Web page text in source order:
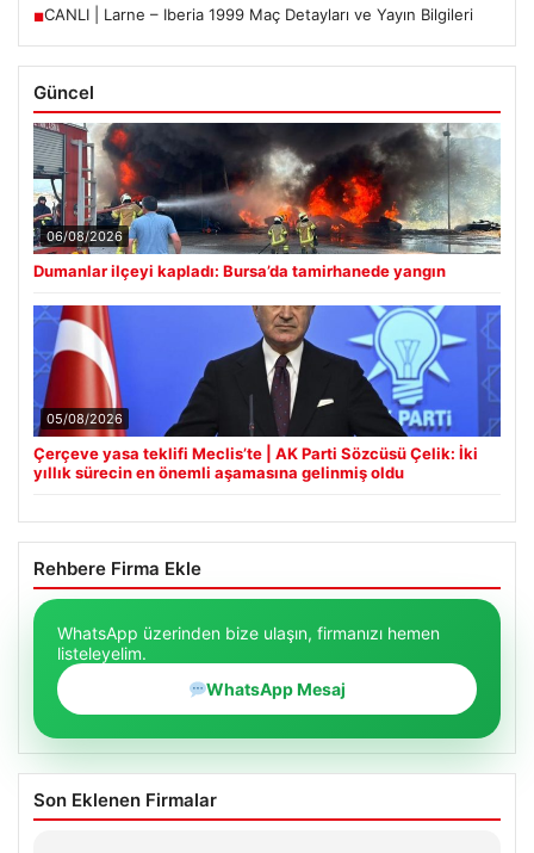
■CANLI | Larne – Iberia 1999 Maç Detayları ve Yayın Bilgileri
Güncel
06/08/2026
Dumanlar ilçeyi kapladı: Bursa’da tamirhanede yangın
05/08/2026
Çerçeve yasa teklifi Meclis’te | AK Parti Sözcüsü Çelik: İki
yıllık sürecin en önemli aşamasına gelinmiş oldu
Rehbere Firma Ekle
WhatsApp üzerinden bize ulaşın, firmanızı hemen
listeleyelim.
WhatsApp Mesaj
Son Eklenen Firmalar